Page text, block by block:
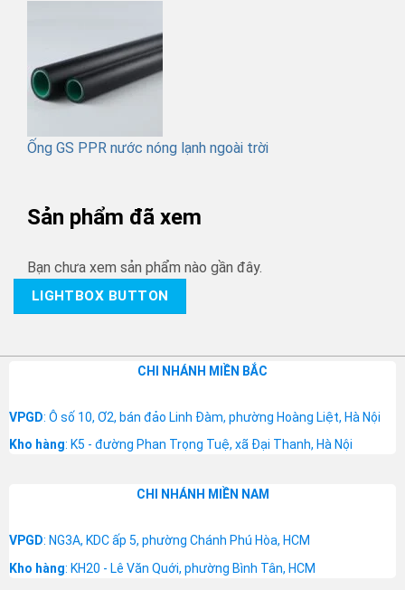
Ống GS PPR nước nóng lạnh ngoài trời
Sản phẩm đã xem
Bạn chưa xem sản phẩm nào gần đây.
LIGHTBOX BUTTON
CHI NHÁNH MIỀN BẮC
VPGD: Ô số 10, Ơ2, bán đảo Linh Đàm, phường Hoàng Liệt, Hà Nội
Kho hàng: K5 - đường Phan Trọng Tuệ, xã Đại Thanh, Hà Nội
CHI NHÁNH MIỀN NAM
VPGD: NG3A, KDC ấp 5, phường Chánh Phú Hòa, HCM
Kho hàng: KH20 - Lê Văn Quới, phường Bình Tân, HCM